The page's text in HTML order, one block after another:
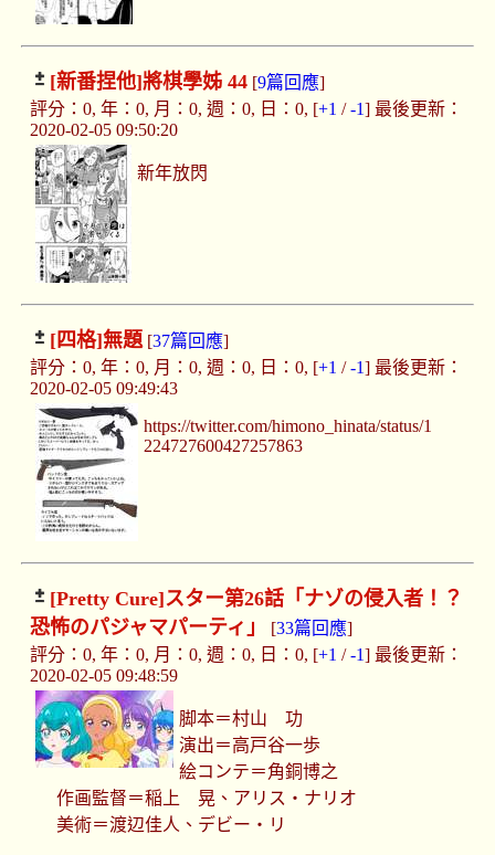
[新番捏他]將棋學姊 44[9篇回應]
評分：0, 年：0, 月：0, 週：0, 日：0, [+1 /-1] 最後更新：
2020-02-05 09:50:20
新年放閃
[四格]無題[37篇回應]
評分：0, 年：0, 月：0, 週：0, 日：0, [+1 /-1] 最後更新：
2020-02-05 09:49:43
https://twitter.com/himono_hinata/status/1
224727600427257863
[Pretty Cure]スター第26話「ナゾの侵入者！？
恐怖のパジャマパーティ」
[33篇回應]
評分：0, 年：0, 月：0, 週：0, 日：0, [+1 /-1] 最後更新：
2020-02-05 09:48:59
脚本＝村山 功
演出＝高戸谷一歩
絵コンテ＝角銅博之
作画監督＝稲上 晃、アリス・ナリオ
美術＝渡辺佳人、デビー・リ